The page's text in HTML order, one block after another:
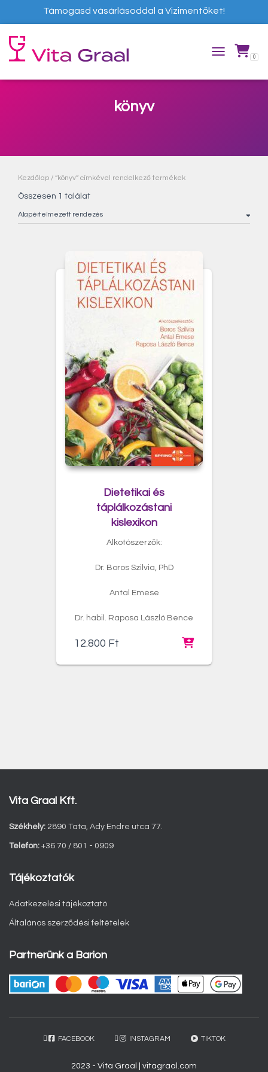
Támogasd vásárlásoddal a Vizimentőket!
TOGGLE 0
könyv
Kezdőlap / “könyv” címkével rendelkező termékek
Összesen 1 találat
Dietetikai és
táplálkozástani
kislexikon
Alkotószerzők:
Dr. Boros Szilvia, PhD
Antal Emese
Dr. habil. Raposa László Bence
12.800 Ft
Vita Graal Kft.
Székhely: 2890 Tata, Ady Endre utca 77.
Telefon: +36 70 / 801 - 0909
Tájékoztatók
Adatkezelési tájékoztató
Általános szerződési feltételek
Partnerünk a Barion
FACEBOOK INSTAGRAM TIKTOK
2023 - Vita Graal | vitagraal.com